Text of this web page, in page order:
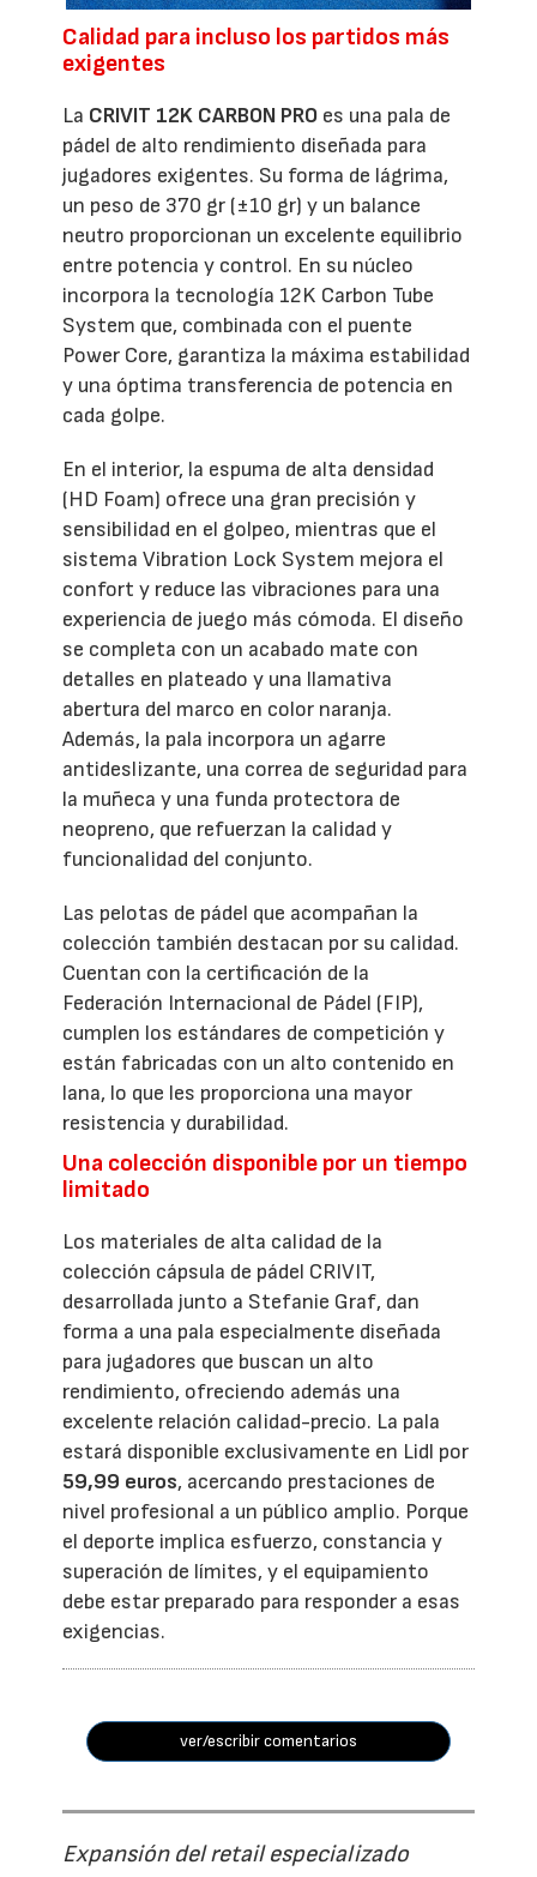
Calidad para incluso los partidos más
exigentes
La CRIVIT 12K CARBON PRO es una pala de
pádel de alto rendimiento diseñada para
jugadores exigentes. Su forma de lágrima,
un peso de 370 gr (±10 gr) y un balance
neutro proporcionan un excelente equilibrio
entre potencia y control. En su núcleo
incorpora la tecnología 12K Carbon Tube
System que, combinada con el puente
Power Core, garantiza la máxima estabilidad
y una óptima transferencia de potencia en
cada golpe.
En el interior, la espuma de alta densidad
(HD Foam) ofrece una gran precisión y
sensibilidad en el golpeo, mientras que el
sistema Vibration Lock System mejora el
confort y reduce las vibraciones para una
experiencia de juego más cómoda. El diseño
se completa con un acabado mate con
detalles en plateado y una llamativa
abertura del marco en color naranja.
Además, la pala incorpora un agarre
antideslizante, una correa de seguridad para
la muñeca y una funda protectora de
neopreno, que refuerzan la calidad y
funcionalidad del conjunto.
Las pelotas de pádel que acompañan la
colección también destacan por su calidad.
Cuentan con la certificación de la
Federación Internacional de Pádel (FIP),
cumplen los estándares de competición y
están fabricadas con un alto contenido en
lana, lo que les proporciona una mayor
resistencia y durabilidad.
Una colección disponible por un tiempo
limitado
Los materiales de alta calidad de la
colección cápsula de pádel CRIVIT,
desarrollada junto a Stefanie Graf, dan
forma a una pala especialmente diseñada
para jugadores que buscan un alto
rendimiento, ofreciendo además una
excelente relación calidad-precio. La pala
estará disponible exclusivamente en Lidl por
59,99 euros, acercando prestaciones de
nivel profesional a un público amplio. Porque
el deporte implica esfuerzo, constancia y
superación de límites, y el equipamiento
debe estar preparado para responder a esas
exigencias.
ver/escribir comentarios
Expansión del retail especializado